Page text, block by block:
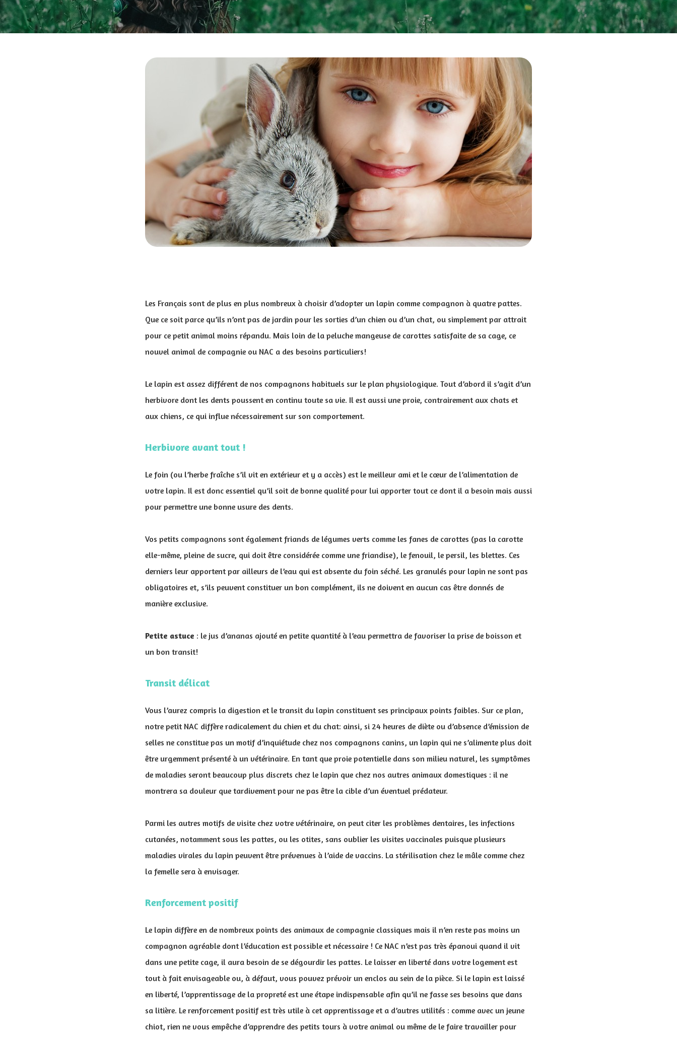
Les Français sont de plus en plus nombreux à choisir d’adopter un lapin comme compagnon à quatre pattes.
Que ce soit parce qu’ils n’ont pas de jardin pour les sorties d’un chien ou d’un chat, ou simplement par attrait
pour ce petit animal moins répandu. Mais loin de la peluche mangeuse de carottes satisfaite de sa cage, ce
nouvel animal de compagnie ou NAC a des besoins particuliers!
Le lapin est assez différent de nos compagnons habituels sur le plan physiologique. Tout d’abord il s’agit d’un
herbivore dont les dents poussent en continu toute sa vie. Il est aussi une proie, contrairement aux chats et
aux chiens, ce qui influe nécessairement sur son comportement.
Herbivore avant tout !
Le foin (ou l’herbe fraîche s’il vit en extérieur et y a accès) est le meilleur ami et le cœur de l’alimentation de
votre lapin. Il est donc essentiel qu’il soit de bonne qualité pour lui apporter tout ce dont il a besoin mais aussi
pour permettre une bonne usure des dents.
Vos petits compagnons sont également friands de légumes verts comme les fanes de carottes (pas la carotte
elle-même, pleine de sucre, qui doit être considérée comme une friandise), le fenouil, le persil, les blettes. Ces
derniers leur apportent par ailleurs de l’eau qui est absente du foin séché. Les granulés pour lapin ne sont pas
obligatoires et, s’ils peuvent constituer un bon complément, ils ne doivent en aucun cas être donnés de
manière exclusive.
Petite astuce : le jus d’ananas ajouté en petite quantité à l’eau permettra de favoriser la prise de boisson et
un bon transit!
Transit délicat
Vous l’aurez compris la digestion et le transit du lapin constituent ses principaux points faibles. Sur ce plan,
notre petit NAC diffère radicalement du chien et du chat: ainsi, si 24 heures de diète ou d’absence d’émission de
selles ne constitue pas un motif d’inquiétude chez nos compagnons canins, un lapin qui ne s’alimente plus doit
être urgemment présenté à un vétérinaire. En tant que proie potentielle dans son milieu naturel, les symptômes
de maladies seront beaucoup plus discrets chez le lapin que chez nos autres animaux domestiques : il ne
montrera sa douleur que tardivement pour ne pas être la cible d’un éventuel prédateur.
Parmi les autres motifs de visite chez votre vétérinaire, on peut citer les problèmes dentaires, les infections
cutanées, notamment sous les pattes, ou les otites, sans oublier les visites vaccinales puisque plusieurs
maladies virales du lapin peuvent être prévenues à l’aide de vaccins. La stérilisation chez le mâle comme chez
la femelle sera à envisager.
Renforcement positif
Le lapin diffère en de nombreux points des animaux de compagnie classiques mais il n’en reste pas moins un
compagnon agréable dont l’éducation est possible et nécessaire ! Ce NAC n’est pas très épanoui quand il vit
dans une petite cage, il aura besoin de se dégourdir les pattes. Le laisser en liberté dans votre logement est
tout à fait envisageable ou, à défaut, vous pouvez prévoir un enclos au sein de la pièce. Si le lapin est laissé
en liberté, l’apprentissage de la propreté est une étape indispensable afin qu’il ne fasse ses besoins que dans
sa litière. Le renforcement positif est très utile à cet apprentissage et a d’autres utilités : comme avec un jeune
chiot, rien ne vous empêche d’apprendre des petits tours à votre animal ou même de le faire travailler pour